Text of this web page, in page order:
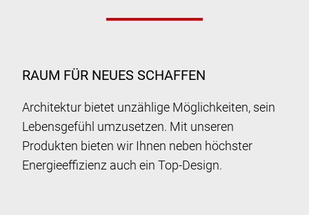
RAUM FÜR NEUES SCHAFFEN
Architektur bietet unzählige Möglichkeiten, sein
Lebensgefühl umzusetzen. Mit unseren
Produkten bieten wir Ihnen neben höchster
Energieeffizienz auch ein Top-Design.